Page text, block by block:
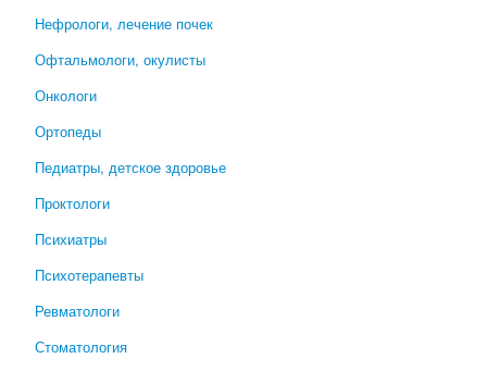
Нефрологи, лечение почек
Офтальмологи, окулисты
Онкологи
Ортопеды
Педиатры, детское здоровье
Проктологи
Психиатры
Психотерапевты
Ревматологи
Стоматология